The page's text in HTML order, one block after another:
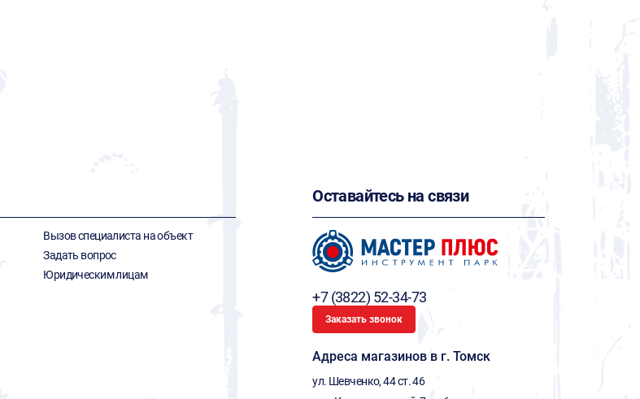
Вызов специалиста на объект
Задать вопрос
Юридическим лицам
Оставайтесь на связи
+7 (3822) 52-34-73
Заказать звонок
Адреса магазинов в г. Томск
ул. Шевченко, 44 ст. 46